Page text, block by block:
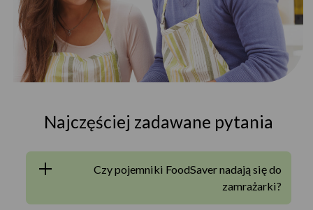
Najczęściej zadawane pytania
Czy pojemniki FoodSaver nadają się do
zamrażarki?